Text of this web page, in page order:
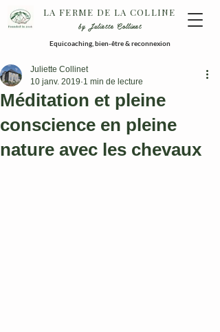
LA FERME DE LA COLLINE
by Juliette Collinet
Equicoaching, bien-être & reconnexion
Méditation et pleine
conscience en pleine
nature avec les chevaux
Juliette Collinet
10 janv. 2019 1 min de lecture